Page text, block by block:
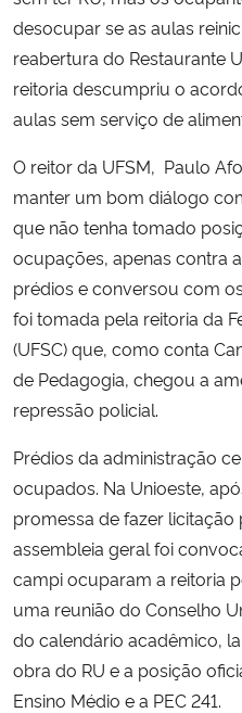
desocupar se as aulas
reabertura do Restaurante
reitoria descumpriu o
aulas sem serviço de
O reitor da UFSM, Paulo
manter um bom diálogo
que não tenha tomado
ocupações, apenas contra
prédios e conversou com
foi tomada pela reitoria da
(UFSC) que, como conta
de Pedagogia, chegou a
repressão policial.
Prédios da administração
ocupados. Na Unioeste,
promessa de fazer licitação
assembleia geral foi
campi ocuparam a reitoria
uma reunião do Conselho
do calendário acadêmico,
obra do RU e a posição
Ensino Médio e a PEC 241.